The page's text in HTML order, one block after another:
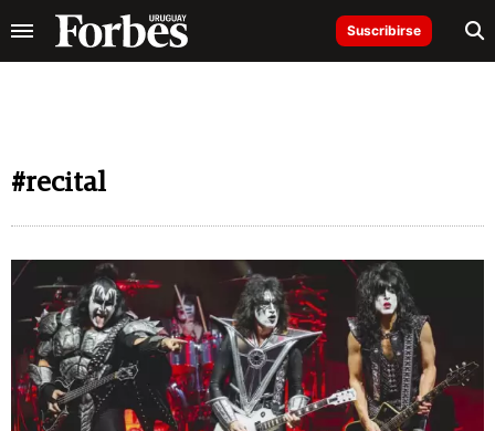
Suscribirse
#recital